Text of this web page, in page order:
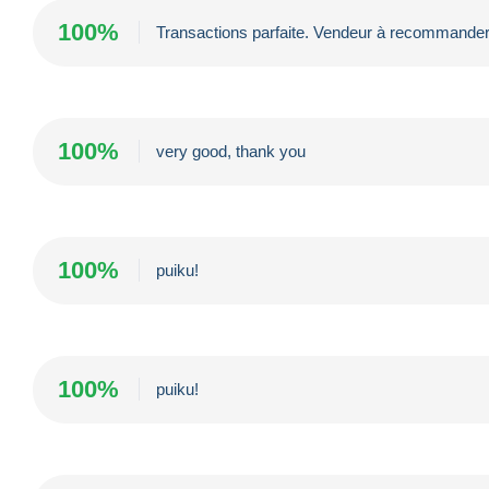
100% Transactions parfaite. Vendeur à recommander
100% very good, thank you
100% puiku!
100% puiku!